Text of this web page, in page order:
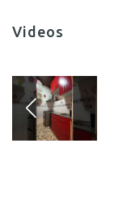
Videos